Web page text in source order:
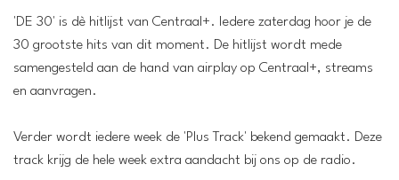
'DE 30' is dè hitlijst van Centraal+. Iedere zaterdag hoor je de
30 grootste hits van dit moment. De hitlijst wordt mede
samengesteld aan de hand van airplay op Centraal+, streams
en aanvragen.
Verder wordt iedere week de 'Plus Track' bekend gemaakt. Deze
track krijg de hele week extra aandacht bij ons op de radio.